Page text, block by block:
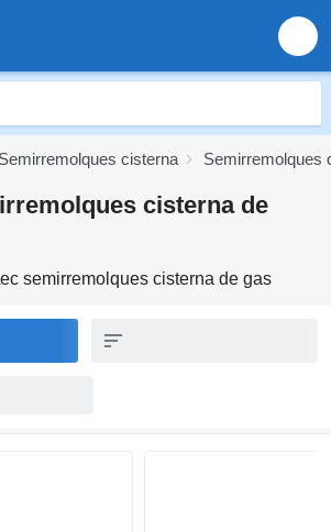
Semirremolques cisterna Semirremolques
cisterna de
semirremolques cisterna de gas